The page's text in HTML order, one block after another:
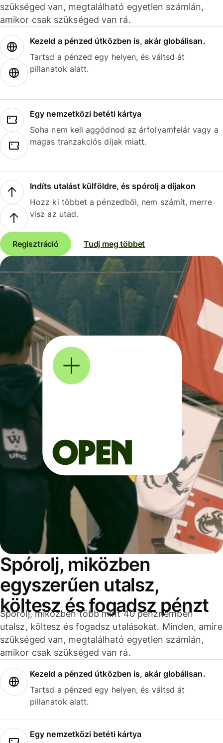
szükséged van, megtalálható egyetlen számlán,
amikor csak szükséged van rá.
Kezeld a pénzed útközben is, akár globálisan.
Tartsd a pénzed egy helyen, és váltsd át
pillanatok alatt.
Egy nemzetközi betéti kártya
Soha nem kell aggódnod az árfolyamfelár vagy a
magas tranzakciós díjak miatt.
Indíts utalást külföldre, és spórolj a díjakon
Hozz ki többet a pénzedből, nem számít, merre
visz az utad.
Regisztráció Tudj meg többet
Spórolj, miközben
egyszerűen utalsz,
költesz és fogadsz pénzt
Spórolj, miközben több mint 40 pénznemben
utalsz, költesz és fogadsz utalásokat. Minden, amire
szükséged van, megtalálható egyetlen számlán,
amikor csak szükséged van rá.
Kezeld a pénzed útközben is, akár globálisan.
Tartsd a pénzed egy helyen, és váltsd át
pillanatok alatt.
Egy nemzetközi betéti kártya